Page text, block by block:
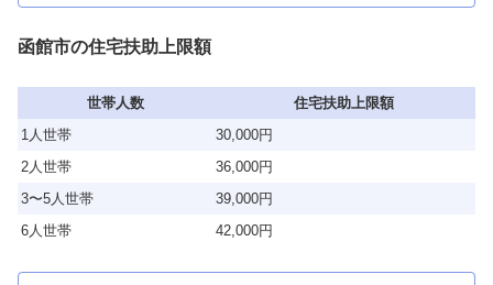
函館市の住宅扶助上限額
世帯人数
住宅扶助上限額
1人世帯
30,000円
2人世帯
36,000円
3〜5人世帯
39,000円
6人世帯
42,000円